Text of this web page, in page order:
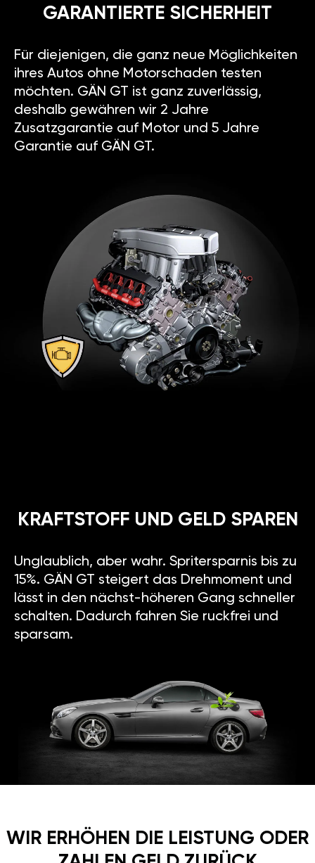
GARANTIERTE SICHERHEIT
Für diejenigen, die ganz neue Möglichkeiten
ihres Autos ohne Motorschaden testen
möchten. GÄN GT ist ganz zuverlässig,
deshalb gewähren wir 2 Jahre
Zusatzgarantie auf Motor und 5 Jahre
Garantie auf GÄN GT.
KRAFTSTOFF UND GELD SPAREN
Unglaublich, aber wahr. Spritersparnis bis zu
15%. GÄN GT steigert das Drehmoment und
lässt in den nächst-höheren Gang schneller
schalten. Dadurch fahren Sie ruckfrei und
sparsam.
WIR ERHÖHEN DIE LEISTUNG ODER